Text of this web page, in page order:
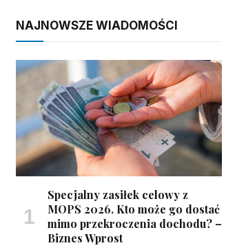
NAJNOWSZE WIADOMOŚCI
Specjalny zasiłek celowy z
MOPS 2026. Kto może go dostać
mimo przekroczenia dochodu? –
Biznes Wprost